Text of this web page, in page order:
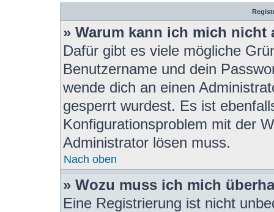
» Warum kann ich mich nicht
Dafür gibt es viele mögliche
Benutzername und dein
wende dich an einen
gesperrt wurdest. Es ist
Konfigurationsproblem mit der
Administrator lösen muss.
Nach oben
» Wozu muss ich mich
Eine Registrierung ist nicht